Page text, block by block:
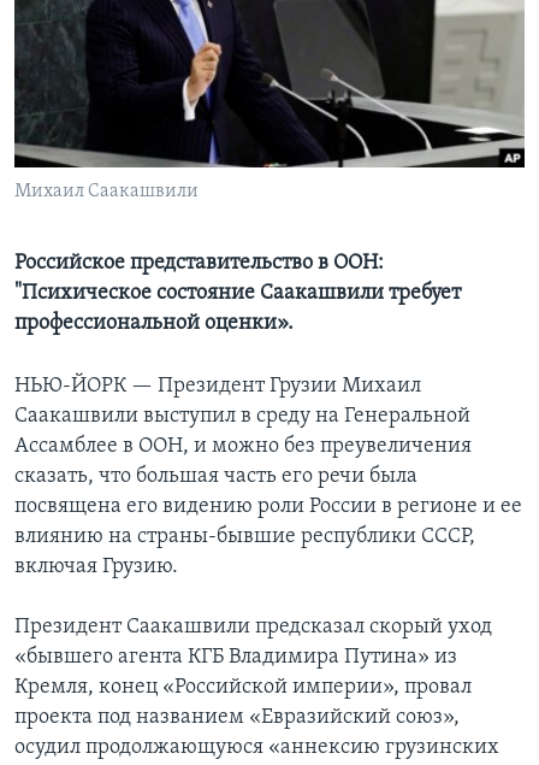
Learning English
СОЦИАЛЬНЫЕ СЕТИ
Михаил Саакашвили
Российское представительство в ООН:
"Психическое состояние Саакашвили требует
профессиональной оценки».
НЬЮ-ЙОРК — Президент Грузии Михаил
Саакашвили выступил в среду на Генеральной
Ассамблее в ООН, и можно без преувеличения
сказать, что большая часть его речи была
посвящена его видению роли России в регионе и ее
влиянию на страны-бывшие республики СССР,
включая Грузию.
Президент Саакашвили предсказал скорый уход
«бывшего агента КГБ Владимира Путина» из
Кремля, конец «Российской империи», провал
проекта под названием «Евразийский союз»,
осудил продолжающуюся «аннексию грузинских